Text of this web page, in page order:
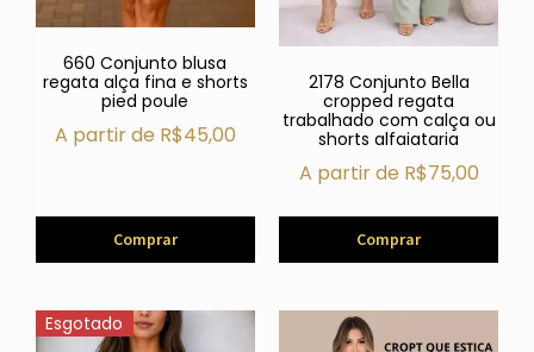
660 Conjunto blusa
regata alça fina e shorts
pied poule
A partir de R$45,00
Comprar
2178 Conjunto Bella
cropped regata
trabalhado com calça ou
shorts alfaiataria
A partir de R$75,00
Comprar
Esgotado